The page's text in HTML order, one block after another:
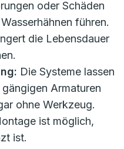
oder Schäden
führen.
die Lebensdauer
Die Systeme lassen
Armaturen
ohne Werkzeug.
ist möglich,
ist.